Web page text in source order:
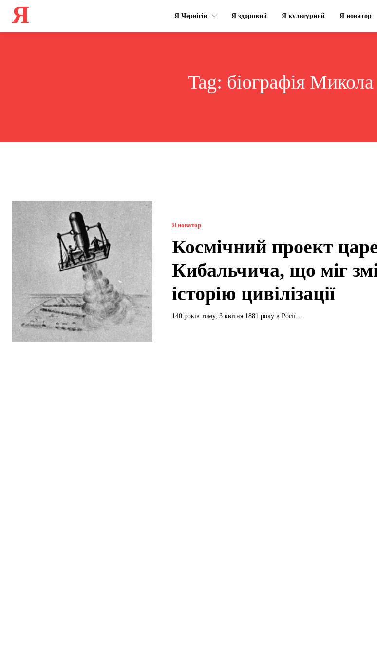
Я Я Чернігів Я здоровий Я культурний Я новатор
Tag: біографія
Я новатор
Космічний проект
Кибальчича, що міг
історію цивілізації
140 років тому, 3 квітня 1881 року в Росії...